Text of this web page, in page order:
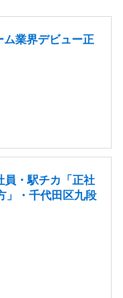
業界デビュー正
・駅チカ「正社
」・千代田区九段